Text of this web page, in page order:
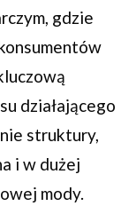
gdzie
działającego
struktury,
i w dużej
mody.